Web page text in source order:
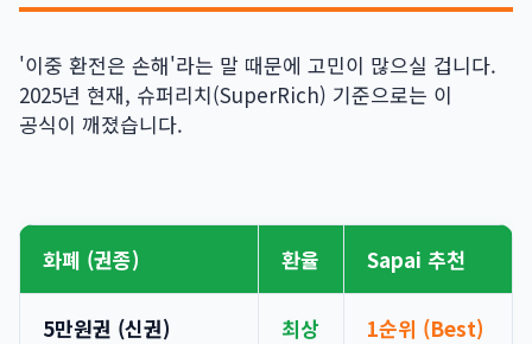
'이중 환전은 손해'라는 말 때문에 고민이 많으실 겁니다.
2025년 현재, 슈퍼리치(SuperRich) 기준으로는 이
공식이 깨졌습니다.
화폐 (권종) 환율 Sapai 추천
5만원권 (신권) 최상 1순위 (Best)